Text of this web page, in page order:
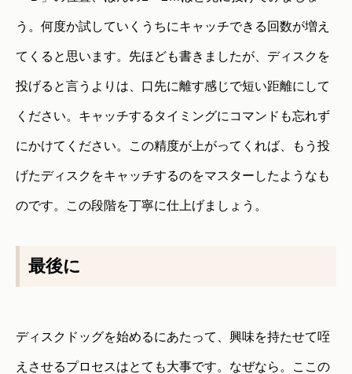
う。何度か試していくうちにキャッチできる回数が増え
てくると思います。先ほども書きましたが、ディスクを
投げると言うよりは、口先に離す感じで短い距離にして
ください。キャッチするタイミングにコマンドも忘れず
にかけてください。この精度が上がってくれば、もう投
げたディスクをキャッチするのをマスターしたようなも
のです。この段階を丁寧に仕上げましょう。
最後に
ディスクドッグを始めるにあたって、興味を持たせて咥
えさせるプロセスはとても大事です。なぜなら。ここの